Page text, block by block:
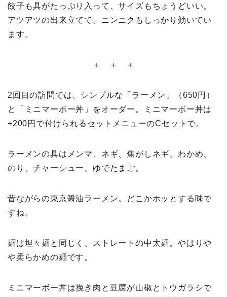
餃子も具がたっぷり入って、サイズもちょうどいい。
アツアツの出来立てで。ニンニクもしっかり効いてい
ます。
＋ ＋ ＋
2回目の訪問では、シンプルな「ラーメン」（650円）
と「ミニマーボー丼」をオーダー。ミニマーボー丼は
+200円で付けられるセットメニューのCセットで。
ラーメンの具はメンマ、ネギ、焦がしネギ、わかめ、
のり、チャーシュー、ゆでたまご。
昔ながらの東京醤油ラーメン。どこかホッとする味で
すね。
麺は坦々麺と同じく、ストレートの中太麺。やはりや
や柔らかめの麺です。
ミニマーボー丼は挽き肉と豆腐が山椒とトウガラシで